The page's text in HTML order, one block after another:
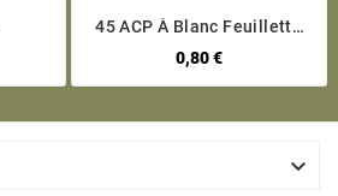
45 ACP À Blanc Feuillette
0,80 €
